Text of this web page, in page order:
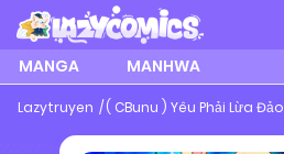
MANGA MANHWA
Lazytruyen ( CBunu ) Yêu Phải Lừa Đảo